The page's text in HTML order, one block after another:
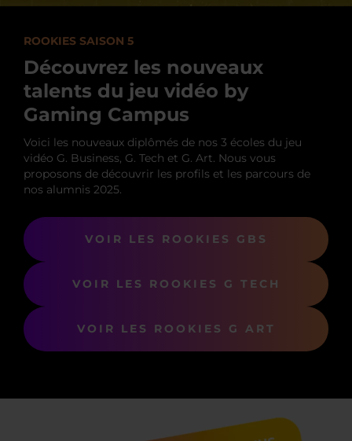
ROOKIES SAISON 5
Découvrez les nouveaux
talents du jeu vidéo by
Gaming Campus
Voici les nouveaux diplômés de nos 3 écoles du jeu
vidéo G. Business, G. Tech et G. Art. Nous vous
proposons de découvrir les profils et les parcours de
nos alumnis 2025.
VOIR LES ROOKIES GBS
VOIR LES ROOKIES G TECH
VOIR LES ROOKIES G ART